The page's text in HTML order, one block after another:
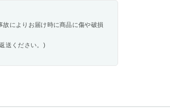
によりお届け時に商品に傷や破損
送ください。)